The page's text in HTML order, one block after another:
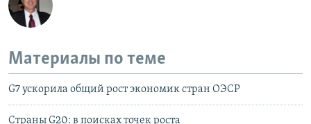
Материалы по теме
G7 ускорила общий рост экономик стран ОЭСР
Страны G20: в поисках точек роста